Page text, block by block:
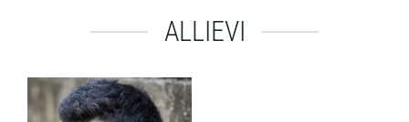
ALLIEVI